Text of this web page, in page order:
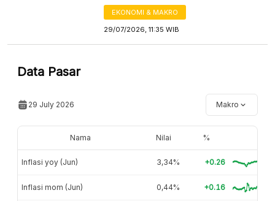
EKONOMI & MAKRO
29/07/2026, 11:35 WIB
Data Pasar
29 July 2026 Makro
Nama Nilai %
Inflasi yoy (Jun) 3,34% +0.26
Inflasi mom (Jun) 0,44% +0.16